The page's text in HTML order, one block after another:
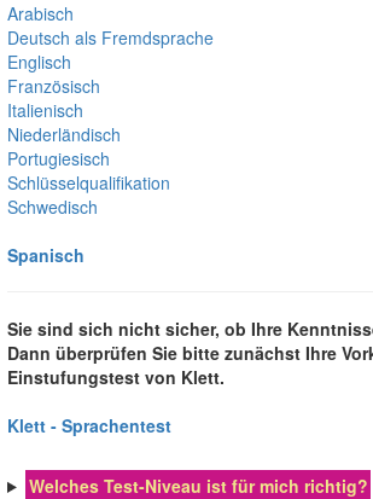
Arabisch
Deutsch als Fremdsprache
Englisch
Französisch
Italienisch
Niederländisch
Portugiesisch
Schlüsselqualifikation
Schwedisch
Spanisch
Sie sind sich nicht sicher, ob Ihre
Dann überprüfen Sie bitte zunächst Ihre
Einstufungstest von Klett.
Klett - Sprachentest
Welches Test-Niveau ist für mich richtig?